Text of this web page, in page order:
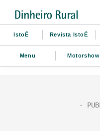
IstoÉ Revista IstoÉ
Menu Motorshow